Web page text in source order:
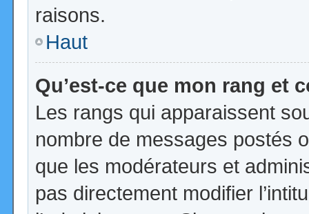
raisons.
Haut
Qu’est-ce que mon rang et
Les rangs qui apparaissent
nombre de messages postés
que les modérateurs et
pas directement modifier